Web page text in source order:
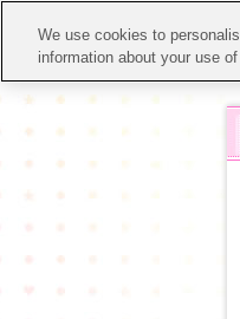
We use cookies to
information about your use